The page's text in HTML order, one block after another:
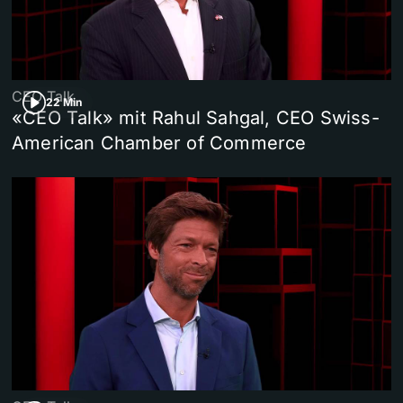
22 Min
CEO Talk
«CEO Talk» mit Rahul Sahgal, CEO Swiss-
American Chamber of Commerce